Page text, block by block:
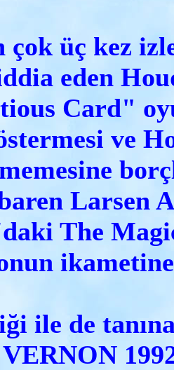
çok üç kez
eden
Card"
ve
Larsen
The
ile de